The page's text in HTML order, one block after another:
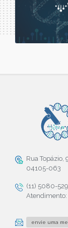
Rua Topázio,
04105-063
(11) 5080-
Atendimento:
envie uma